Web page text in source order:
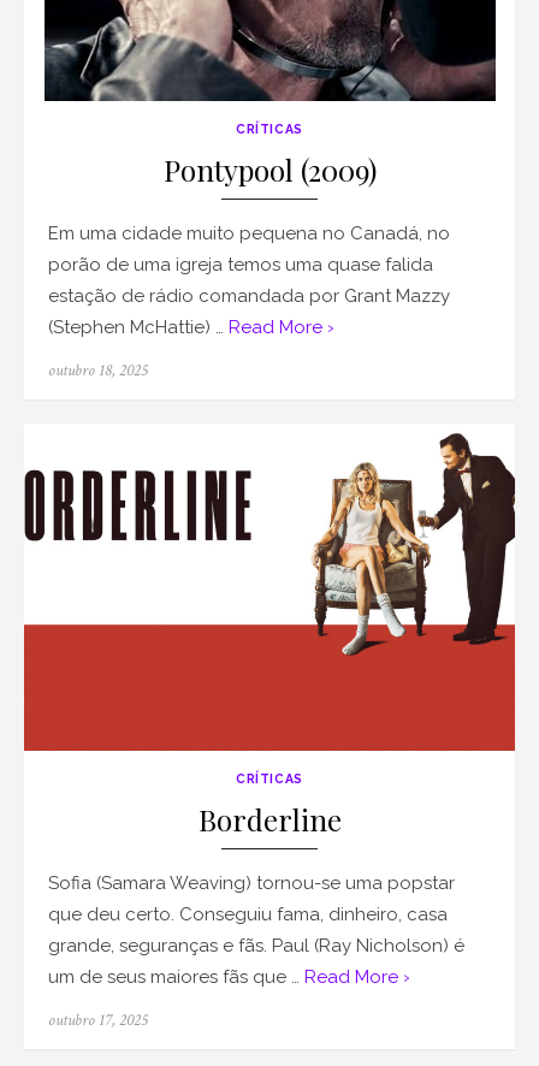
CRÍTICAS
Pontypool (2009)
Em uma cidade muito pequena no Canadá, no
porão de uma igreja temos uma quase falida
estação de rádio comandada por Grant Mazzy
(Stephen McHattie) … Read More ›
Posted
outubro 18, 2025
CRÍTICAS
Borderline
Sofia (Samara Weaving) tornou-se uma popstar
que deu certo. Conseguiu fama, dinheiro, casa
grande, seguranças e fãs. Paul (Ray Nicholson) é
um de seus maiores fãs que … Read More ›
Posted
outubro 17, 2025